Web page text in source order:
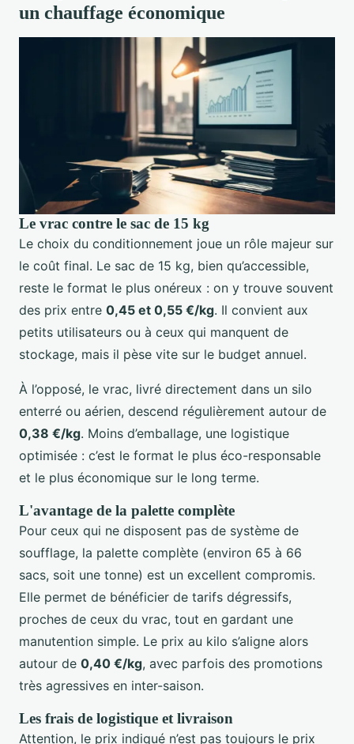
un chauffage économique
Le vrac contre le sac de 15 kg
Le choix du conditionnement joue un rôle majeur sur
le coût final. Le sac de 15 kg, bien qu’accessible,
reste le format le plus onéreux : on y trouve souvent
des prix entre 0,45 et 0,55 €/kg. Il convient aux
petits utilisateurs ou à ceux qui manquent de
stockage, mais il pèse vite sur le budget annuel.
À l’opposé, le vrac, livré directement dans un silo
enterré ou aérien, descend régulièrement autour de
0,38 €/kg. Moins d’emballage, une logistique
optimisée : c’est le format le plus éco-responsable
et le plus économique sur le long terme.
L'avantage de la palette complète
Pour ceux qui ne disposent pas de système de
soufflage, la palette complète (environ 65 à 66
sacs, soit une tonne) est un excellent compromis.
Elle permet de bénéficier de tarifs dégressifs,
proches de ceux du vrac, tout en gardant une
manutention simple. Le prix au kilo s’aligne alors
autour de 0,40 €/kg, avec parfois des promotions
très agressives en inter-saison.
Les frais de logistique et livraison
Attention, le prix indiqué n’est pas toujours le prix